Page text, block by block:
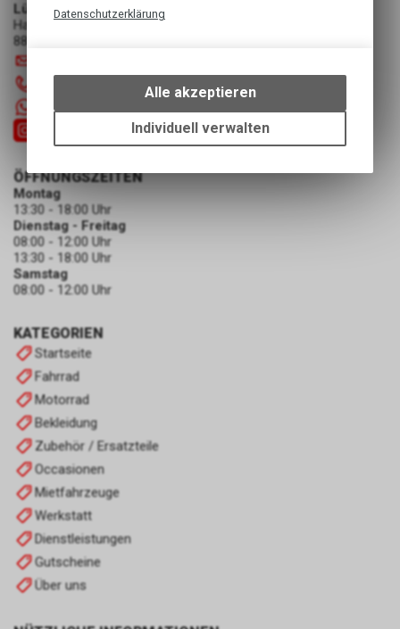
Lüscher Motor- & Bike World
Hauptstrasse 29a
8867 Niederurnen
+41 55 6103131
KATEGORIEN
Startseite
Fahrrad
Motorrad
Bekleidung
Zubehör / Ersatzteile
Occasionen
Mietfahrzeuge
Werkstatt
Dienstleistungen
Gutscheine
Über uns
ÖFFNUNGSZEITEN
Montag
13:30 - 18:00 Uhr
Dienstag - Freitag
08:00 - 12:00 Uhr
13:30 - 18:00 Uhr
Samstag
08:00 - 12:00 Uhr
Datenschutzerklärung
bestimmte Interaktionen und
Einstellungen auf Ihrem Gerät,
um die grundlegenden
Funktionen unseres Online-
Alle akzeptieren
Individuell verwalten